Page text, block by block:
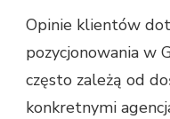
Opinie klientów
pozycjonowania w
często zależą od
konkretnymi